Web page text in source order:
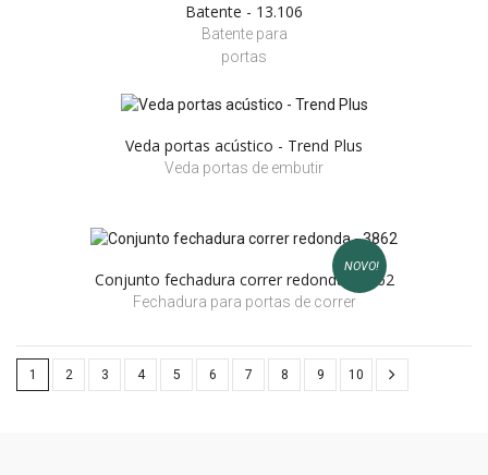
Batente - 13.106
Batente para
portas
Veda portas acústico - Trend Plus
Veda portas de embutir
NOVO!
Conjunto fechadura correr redonda - 3862
Fechadura para portas de correr
1 2 3 4 5 6 7 8 9 10